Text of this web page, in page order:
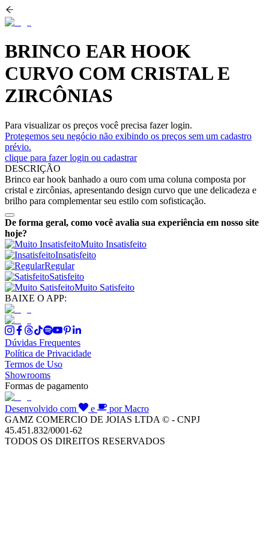
BRINCO EAR HOOK
CURVO COM CRISTAL E
ZIRCÔNIAS
Para visualizar os preços você precisa fazer login.
Protegemos seu negócio não exibindo os preços sem um cadastro
prévio.
clique para fazer login ou cadastrar
DESCRIÇÃO
Brinco ear hook banhado a ouro com uma coluna composta por
cristal e zircônias, apresentando design curvo que une delicadeza e
brilho para complementar seu estilo com sofisticação.
De forma geral, como você avalia sua experiência em nosso site
hoje?
Muito Insatisfeito
Insatisfeito
Regular
Satisfeito
Muito Satisfeito
BAIXE O APP:
Dúvidas Frequentes
Política de Privacidade
Termos de Uso
Showrooms
Formas de pagamento
Desenvolvido com e
por Macro
GAMZ COMERCIO DE JOIAS LTDA © - CNPJ
45.451.832/0001-62
TODOS OS DIREITOS RESERVADOS